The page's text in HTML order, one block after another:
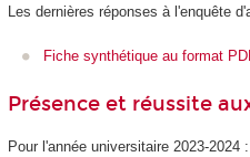
Les dernières réponses à l'enquête
Fiche synthétique au format
Présence et réussite
Pour l'année universitaire 2023-2024 :